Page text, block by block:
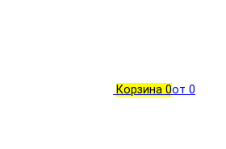
Корзина 0от 0